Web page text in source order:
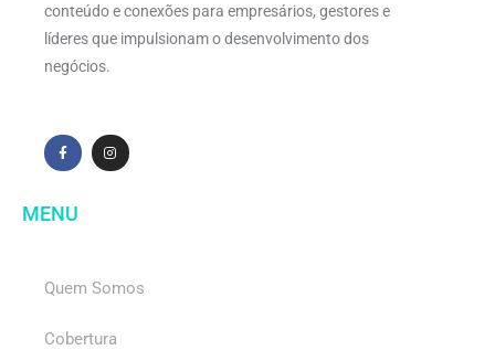
conteúdo e conexões para empresários, gestores e
líderes que impulsionam o desenvolvimento dos
negócios.
MENU
Quem Somos
Cobertura